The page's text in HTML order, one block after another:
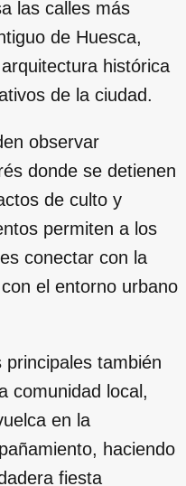
las calles más
de Huesca,
histórica
de la ciudad.
observar
donde se detienen
de culto y
permiten a los
conectar con la
el entorno urbano
también
comunidad local,
en la
haciendo
fiesta